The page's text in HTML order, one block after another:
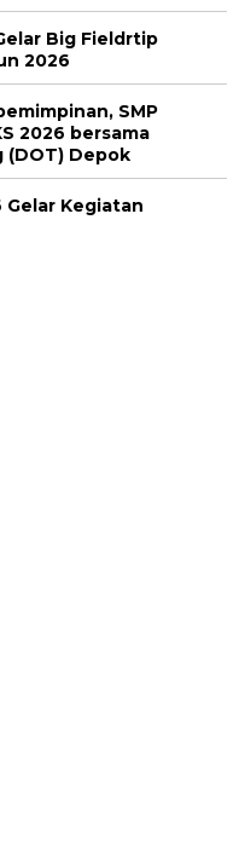
Big Fieldrtip
2026
SMP
2026 bersama
(DOT) Depok
Kegiatan